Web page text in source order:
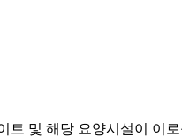
및 해당 요양시설이 이